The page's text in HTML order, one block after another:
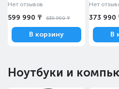
RTX5050 8-D)(FX608JHI-
Нет отзывов
599 990 ₸ 639 990 ₸
В корзину
Нет
373 990
В
Ноутбуки и